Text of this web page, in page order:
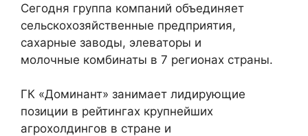
Сегодня группа компаний объединяет
сельскохозяйственные предприятия,
сахарные заводы, элеваторы и
молочные комбинаты в 7 регионах страны.
ГК «Доминант» занимает лидирующие
позиции в рейтингах крупнейших
агрохолдингов в стране и